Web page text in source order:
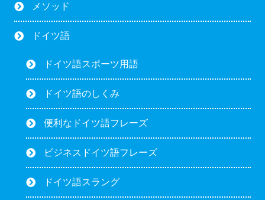
メソッド
ドイツ語
ドイツ語スポーツ用語
ドイツ語のしくみ
便利なドイツ語フレーズ
ビジネスドイツ語フレーズ
ドイツ語スラング